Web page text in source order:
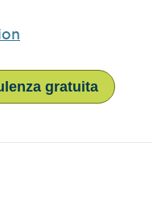
gratuita